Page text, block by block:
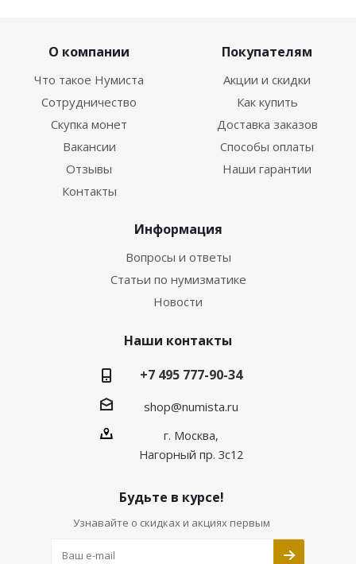
О компании
Что такое Нумиста
Сотрудничество
Скупка монет
Вакансии
Отзывы
Контакты
Покупателям
Акции и скидки
Как купить
Доставка заказов
Способы оплаты
Наши гарантии
Информация
Вопросы и ответы
Статьи по нумизматике
Новости
Наши контакты
+7 495 777-90-34
shop@numista.ru
г. Москва,
Нагорный пр. 3с12
Будьте в курсе!
Узнавайте о скидках и акциях первым